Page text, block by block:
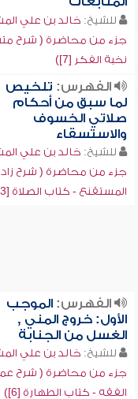
للشيخ: خالد بن علي
جزء من محاضرة ( شرح
نخبة الفكر [7])
الفهرس: تلخيص
لما سبق من أحكام
صلاتي الخسوف
والاستسقاء
للشيخ: خالد بن علي
جزء من محاضرة ( شرح زاد
المستقنع - كتاب الصلاة [33])
الفهرس:الموجب
الأول: خروج المني ,
الغسل من الجنابة
للشيخ: خالد بن علي
جزء من محاضرة ( شرح
الفقه - كتاب الطهارة [6])